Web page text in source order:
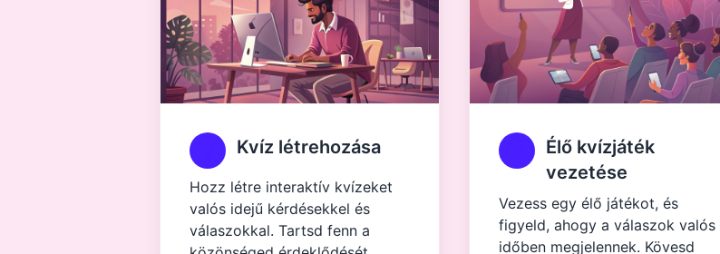
Kvíz létrehozása
Hozz létre interaktív kvízeket
valós idejű kérdésekkel és
válaszokkal. Tartsd fenn a
Élő kvízjáték
vezetése
Vezess egy élő játékot, és
figyeld, ahogy a válaszok valós
időben megjelennek. Kövesd